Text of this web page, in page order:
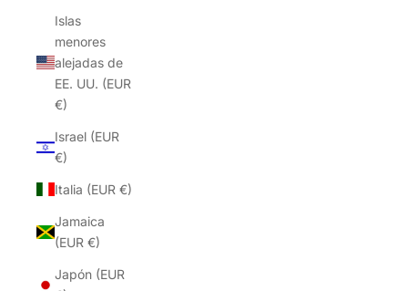
Islas
menores
alejadas de
EE. UU. (EUR
€)
Israel (EUR
€)
Italia (EUR €)
Jamaica
(EUR €)
Japón (EUR